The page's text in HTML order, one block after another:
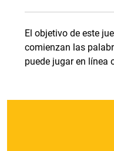
El objetivo de este
comienzan las
puede jugar en línea